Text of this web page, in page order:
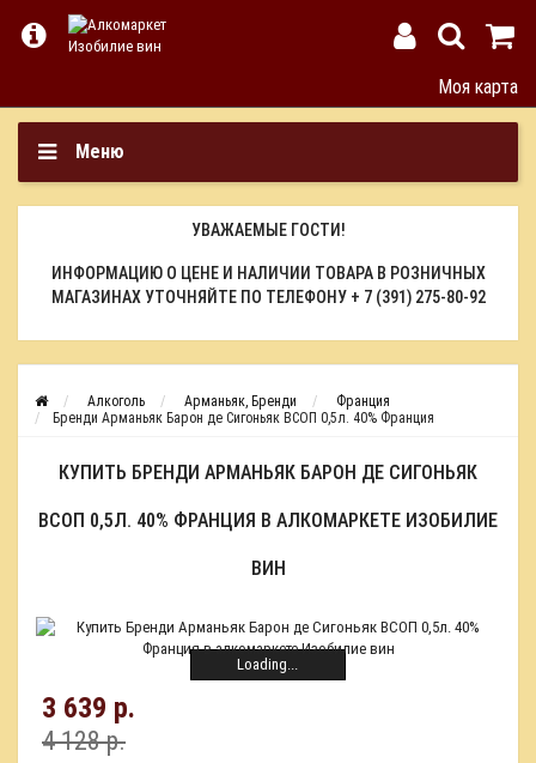
Моя карта
Меню
УВАЖАЕМЫЕ ГОСТИ!
ИНФОРМАЦИЮ О ЦЕНЕ И НАЛИЧИИ ТОВАРА В РОЗНИЧНЫХ
МАГАЗИНАХ УТОЧНЯЙТЕ ПО ТЕЛЕФОНУ + 7 (391) 275-80-92
Алкоголь Арманьяк, Бренди
Франция
Бренди Арманьяк Барон де Сигоньяк ВСОП 0,5л. 40% Франция
КУПИТЬ БРЕНДИ АРМАНЬЯК БАРОН ДЕ СИГОНЬЯК
ВСОП 0,5Л. 40% ФРАНЦИЯ В АЛКОМАРКЕТЕ ИЗОБИЛИЕ
ВИН
Loading...
3 639 р.
4 128 р.